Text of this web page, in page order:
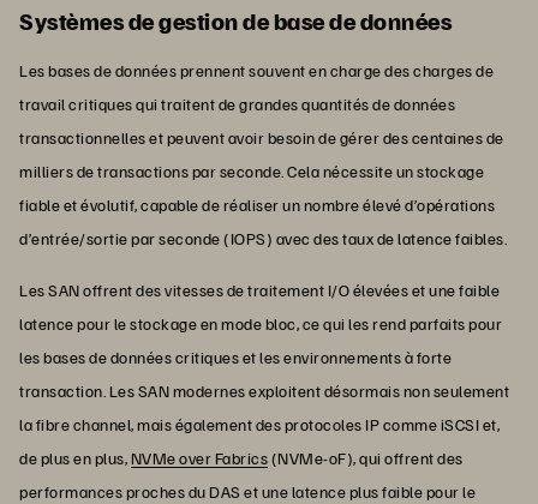
Systèmes de gestion de base de données
Les bases de données prennent souvent en charge des charges de
travail critiques qui traitent de grandes quantités de données
transactionnelles et peuvent avoir besoin de gérer des centaines de
milliers de transactions par seconde. Cela nécessite un stockage
fiable et évolutif, capable de réaliser un nombre élevé d’opérations
d’entrée/sortie par seconde (IOPS) avec des taux de latence faibles.
Les SAN offrent des vitesses de traitement I/O élevées et une faible
latence pour le stockage en mode bloc, ce qui les rend parfaits pour
les bases de données critiques et les environnements à forte
transaction. Les SAN modernes exploitent désormais non seulement
la fibre channel, mais également des protocoles IP comme iSCSI et,
de plus en plus,NVMe over Fabrics(NVMe-oF), qui offrent des
performances proches du DAS et une latence plus faible pour le